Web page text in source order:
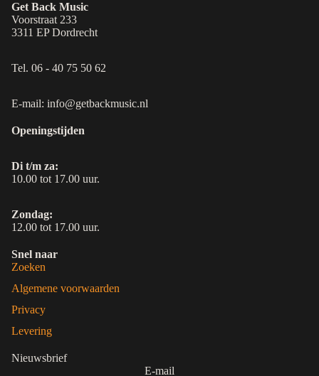
Get Back Music
Voorstraat 233
3311 EP Dordrecht
Tel. 06 - 40 75 50 62
E-mail: info@getbackmusic.nl
Openingstijden
Di t/m za:
10.00 tot 17.00 uur.
Zondag:
12.00 tot 17.00 uur.
Snel naar
Zoeken
Algemene voorwaarden
Privacy
Levering
Nieuwsbrief
E-mail